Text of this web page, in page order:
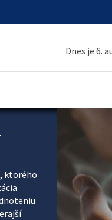
Dnes je 6.
ktorého